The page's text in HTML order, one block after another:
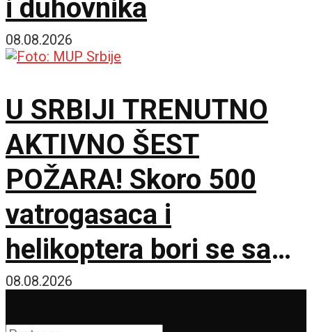
i duhovnika
08.08.2026
U SRBIJI TRENUTNO
AKTIVNO ŠEST
POŽARA! Skoro 500
vatrogasaca i
helikoptera bori se sa
vatrenom stihijom!
08.08.2026